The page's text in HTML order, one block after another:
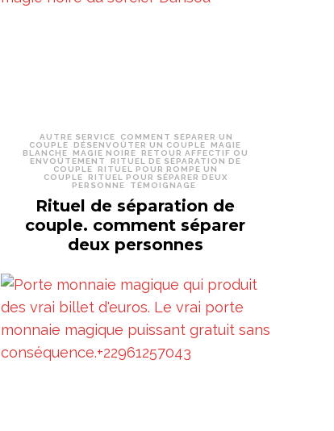
AUTRE SERVICE
COMMENT SÉPARER UN
COUPLE
DÉSENVOÛTER UN COUPLE
MAGIE
BLANCHE
MAGIE NOIRE
RETOUR AFFECTIF OU
ENVOÛTEMENT
RITUEL DE SÉPARATION DE
COUPLE
RITUEL POUR ROMPE UN
COUPLE
RITUEL POUR SÉPARER DEUX
PERSONNE
TÉMOIGNAGE
Rituel de séparation de
couple. comment séparer
deux personnes